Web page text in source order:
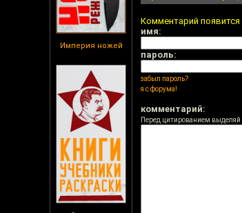
Империя ножей
Комментарий
имя:
пароль:
забыл пароль?
я с форума!
комментарий:
Перед цитированием выделяй